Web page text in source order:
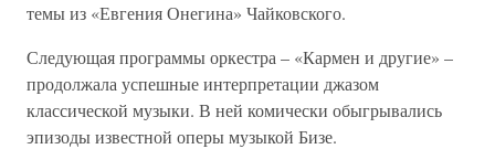
темы из «Евгения Онегина» Чайковского.
Следующая программы оркестра – «Кармен и другие» –
продолжала успешные интерпретации джазом
классической музыки. В ней комически обыгрывались
эпизоды известной оперы музыкой Бизе.